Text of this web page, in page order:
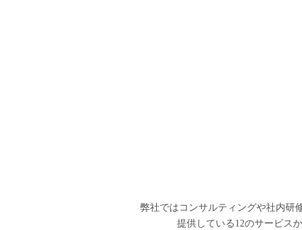
弊社ではコンサルティングや社内研
提供している12のサービス